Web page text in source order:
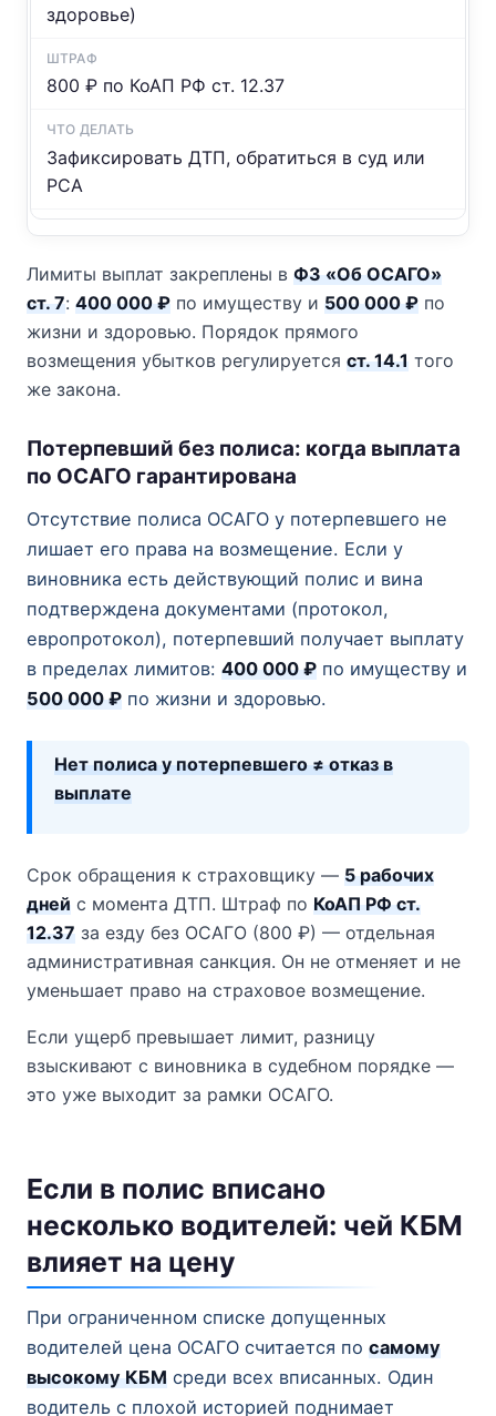
здоровье)
800 ₽ по КоАП РФ ст. 12.37
Зафиксировать ДТП, обратиться в суд или
РСА
Лимиты выплат закреплены в ФЗ «Об ОСАГО»
ст. 7: 400 000 ₽ по имуществу и 500 000 ₽ по
жизни и здоровью. Порядок прямого
возмещения убытков регулируется ст. 14.1 того
же закона.
Потерпевший без полиса: когда выплата
по ОСАГО гарантирована
Отсутствие полиса ОСАГО у потерпевшего не
лишает его права на возмещение. Если у
виновника есть действующий полис и вина
подтверждена документами (протокол,
европротокол), потерпевший получает выплату
в пределах лимитов: 400 000 ₽ по имуществу и
500 000 ₽ по жизни и здоровью.
Нет полиса у потерпевшего ≠ отказ в
выплате
Срок обращения к страховщику — 5 рабочих
дней с момента ДТП. Штраф по КоАП РФ ст.
12.37 за езду без ОСАГО (800 ₽) — отдельная
административная санкция. Он не отменяет и не
уменьшает право на страховое возмещение.
Если ущерб превышает лимит, разницу
взыскивают с виновника в судебном порядке —
это уже выходит за рамки ОСАГО.
Если в полис вписано
несколько водителей: чей КБМ
влияет на цену
При ограниченном списке допущенных
водителей цена ОСАГО считается по самому
высокому КБМ среди всех вписанных. Один
водитель с плохой историей поднимает